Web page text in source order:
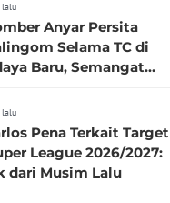
lalu
Anyar Persita
Selama TC di
Baru, Semangat
lalu
Pena Terkait Target
League 2026/2027:
dari Musim Lalu